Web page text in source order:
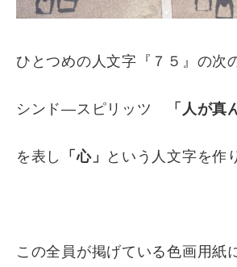
ひとつめの人文字『７５』の次
シンド―スピリッツ 「人が
を表し 「心」 という人文字を作
この全員が掲げている色画用紙